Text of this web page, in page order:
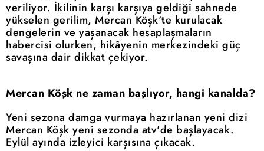
veriliyor. İkilinin karşı karşıya geldiği sahnede
yükselen gerilim, Mercan Köşk'te kurulacak
dengelerin ve yaşanacak hesaplaşmaların
habercisi olurken, hikâyenin merkezindeki güç
savaşına dair dikkat çekiyor.
Mercan Köşk ne zaman başlıyor, hangi kanalda?
Yeni sezona damga vurmaya hazırlanan yeni dizi
Mercan Köşk yeni sezonda atv'de başlayacak.
Eylül ayında izleyici karşısına çıkacak.